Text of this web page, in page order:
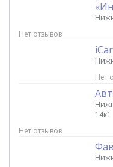
Нет отзывов
iCar
Нет
14к1
Нет отзывов